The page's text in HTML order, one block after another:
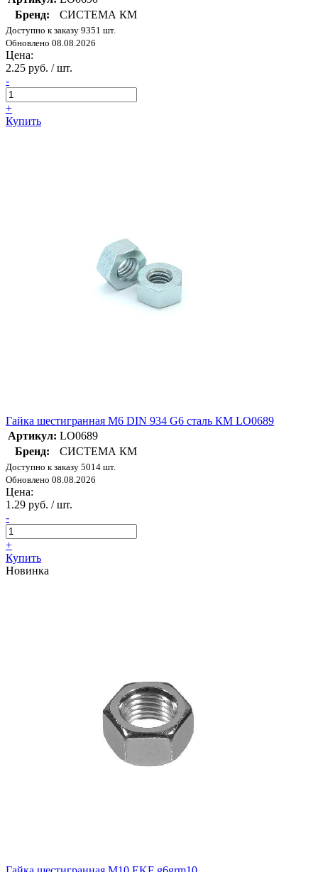
Бренд:
СИСТЕМА КМ
Доступно к заказу 9351 шт.
Обновлено 08.08.2026
Цена:
2.25 руб. / шт.
-
+
Купить
Гайка шестигранная М6 DIN 934 G6 сталь КМ LO0689
Артикул: LO0689
Бренд:
СИСТЕМА КМ
Доступно к заказу 5014 шт.
Обновлено 08.08.2026
Цена:
1.29 руб. / шт.
-
+
Купить
Новинка